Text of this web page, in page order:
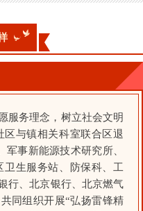
服务理念，树立社会文明
区与镇相关科室联合区退
事新能源技术研究所、
卫生服务站、防保科、工
行、北京银行、北京燃气
同组织开展“弘扬雷锋精